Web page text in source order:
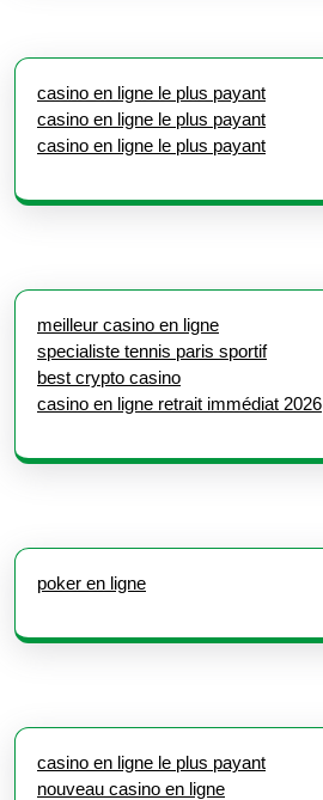
casino en ligne le plus payant
casino en ligne le plus payant
casino en ligne le plus payant
meilleur casino en ligne
specialiste tennis paris sportif
best crypto casino
casino en ligne retrait immédiat 2026
poker en ligne
casino en ligne le plus payant
nouveau casino en ligne